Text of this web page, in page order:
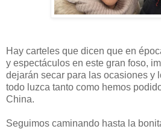
Hay carteles que dicen que en
y espectáculos en este gran foso,
dejarán secar para las ocasiones y
todo luzca tanto como hemos
China.
Seguimos caminando hasta la